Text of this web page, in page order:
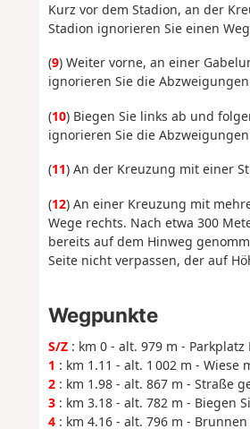
Kurz vor dem Stadion, an der
Stadion ignorieren Sie einen
(9) Weiter vorne, an einer
ignorieren Sie die
(10) Biegen Sie links ab und
ignorieren Sie die
(11) An der Kreuzung mit einer
(12) An einer Kreuzung mit
Wege rechts. Nach etwa 300
bereits auf dem Hinweg
Seite nicht verpassen, der auf
Wegpunkte
S/Z: km 0 - alt. 979 m - Parkplatz
1 : km 1.11 - alt. 1 002 m - Wiese
2: km 1.98 - alt. 867 m - Straße
3: km 3.18 - alt. 782 m - Biegen
4: km 4.16 - alt. 796 m -